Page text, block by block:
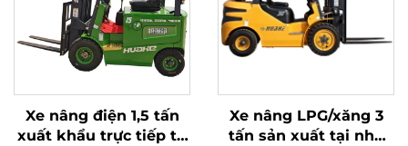
Xe nâng điện 1,5 tấn
xuất khẩu trực tiếp từ
Xe nâng LPG/xăng 3
tấn sản xuất tại nhà